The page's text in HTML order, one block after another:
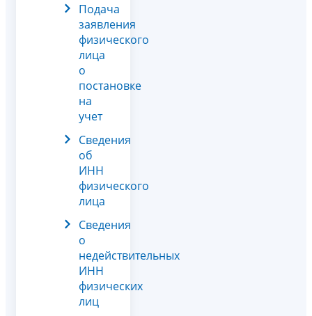
Подача
заявления
физического
лица
о
постановке
на
учет
Сведения
об
ИНН
физического
лица
Сведения
о
недействительных
ИНН
физических
лиц